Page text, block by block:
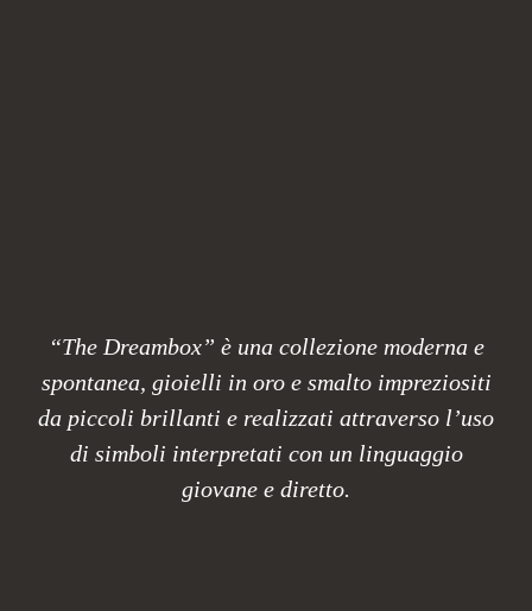
“The Dreambox” è una collezione moderna e
spontanea, gioielli in oro e smalto impreziositi
da piccoli brillanti e realizzati attraverso l’uso
di simboli interpretati con un linguaggio
giovane e diretto.